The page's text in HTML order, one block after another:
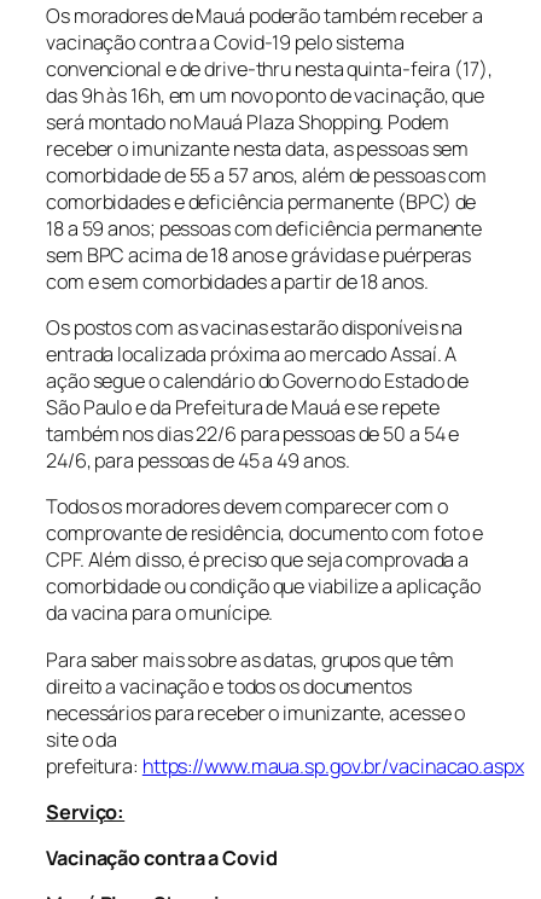
Os moradores de Mauá poderão também receber a
vacinação contra a Covid-19 pelo sistema
convencional e de drive-thru nesta quinta-feira (17),
das 9h às 16h, em um novo ponto de vacinação, que
será montado no Mauá Plaza Shopping. Podem
receber o imunizante nesta data, as pessoas sem
comorbidade de 55 a 57 anos, além de pessoas com
comorbidades e deficiência permanente (BPC) de
18 a 59 anos; pessoas com deficiência permanente
sem BPC acima de 18 anos e grávidas e puérperas
com e sem comorbidades a partir de 18 anos.
Os postos com as vacinas estarão disponíveis na
entrada localizada próxima ao mercado Assaí. A
ação segue o calendário do Governo do Estado de
São Paulo e da Prefeitura de Mauá e se repete
também nos dias 22/6 para pessoas de 50 a 54 e
24/6, para pessoas de 45 a 49 anos.
Todos os moradores devem comparecer com o
comprovante de residência, documento com foto e
CPF. Além disso, é preciso que seja comprovada a
comorbidade ou condição que viabilize a aplicação
da vacina para o munícipe.
Para saber mais sobre as datas, grupos que têm
direito a vacinação e todos os documentos
necessários para receber o imunizante, acesse o
site o da
prefeitura: https://www.maua.sp.gov.br/vacinacao.aspx
Serviço:
Vacinação contra a Covid